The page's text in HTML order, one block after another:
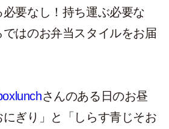
要なし！持ち運ぶ必要な
ではのお弁当スタイルをお届
さんのある日のお昼
ぎり」と「しらす青じそお